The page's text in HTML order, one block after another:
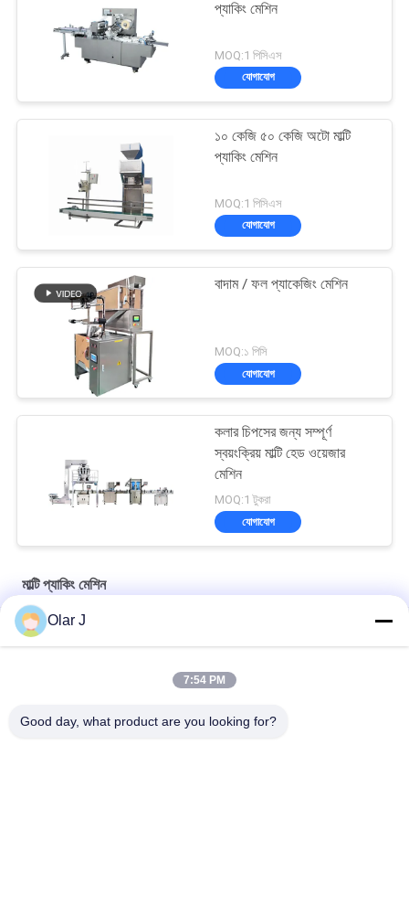
প্যাকিং মেশিন
MOQ:1 পিসিএস
যোগাযোগ
১০ কেজি ৫০ কেজি অটো মাল্টি
প্যাকিং মেশিন
MOQ:1 পিসিএস
যোগাযোগ
বাদাম / ফল প্যাকেজিং মেশিন
MOQ:১ পিসি
যোগাযোগ
কলার চিপসের জন্য সম্পূর্ণ
স্বয়ংক্রিয় মাল্টি হেড ওয়েজার
মেশিন
MOQ:1 টুকরা
যোগাযোগ
মাল্টি প্যাকিং মেশিন
YP65 মাল্টি ফাংশন সস প্যাকিং মেশিন উল্লম্ব টাইপ সালাদ সস আইস প্যাক সিলিকন তেল
2600W 15KHZ নরম্যাটিক প্লাস্টিক ওয়েল্ডিং মেশিন এমপি -
চকোলেট বিন বাদামের জন্য মাল্টিফাংশনাল উল্লম্ব টাইপ গ্রানুল প্যাকিং মেশিন বাদাম স্ন্যাকস
Olar J
7:54 PM
Good day, what product are you looking for?